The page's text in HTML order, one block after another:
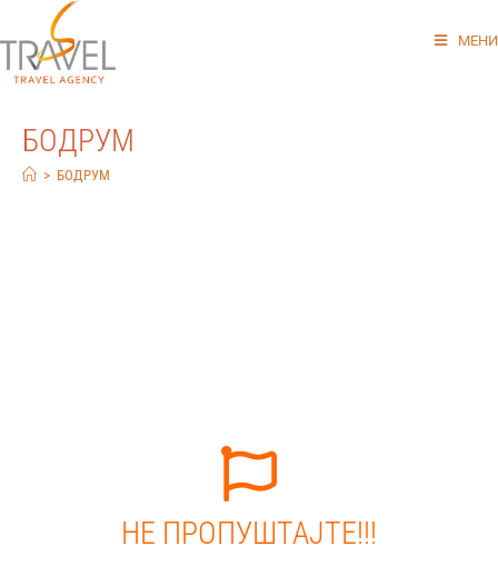
МЕНИ
БОДРУМ
> БОДРУМ
НЕ ПРОПУШТАЈТЕ!!!